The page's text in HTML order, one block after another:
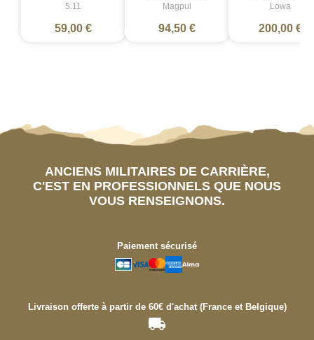
5.11
59,00 €
Magpul
94,50 €
Lowa
200,00 €
ANCIENS MILITAIRES DE CARRIÈRE,
C'EST EN PROFESSIONNELS QUE NOUS
VOUS RENSEIGNONS.
Paiement sécurisé
Livraison offerte à partir de 60€ d'achat (France et Belgique)